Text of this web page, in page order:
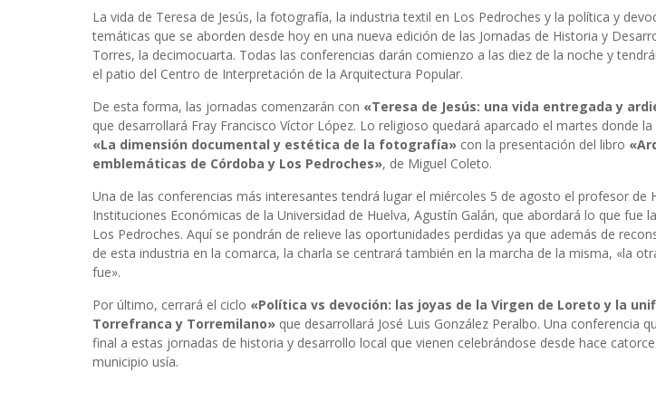
La vida de Teresa de Jesús, la fotografía, la industria textil en Los Pedroches y la política y
temáticas que se aborden desde hoy en una nueva edición de las Jornadas de Historia y
Torres, la decimocuarta. Todas las conferencias darán comienzo a las diez de la noche y
el patio del Centro de Interpretación de la Arquitectura Popular.
De esta forma, las jornadas comenzarán con «Teresa de Jesús: una vida entregada y
que desarrollará Fray Francisco Víctor López. Lo religioso quedará aparcado el martes donde
«La dimensión documental y estética de la fotografía» con la presentación del libro
emblemáticas de Córdoba y Los Pedroches», de Miguel Coleto.
Una de las conferencias más interesantes tendrá lugar el miércoles 5 de agosto el profesor de
Instituciones Económicas de la Universidad de Huelva, Agustín Galán, que abordará lo que fue
Los Pedroches. Aquí se pondrán de relieve las oportunidades perdidas ya que además de
de esta industria en la comarca, la charla se centrará también en la marcha de la misma, «la
fue».
Por último, cerrará el ciclo «Política vs devoción: las joyas de la Virgen de Loreto y la
Torrefranca y Torremilano» que desarrollará José Luis González Peralbo. Una conferencia
final a estas jornadas de historia y desarrollo local que vienen celebrándose desde hace
municipio usía.